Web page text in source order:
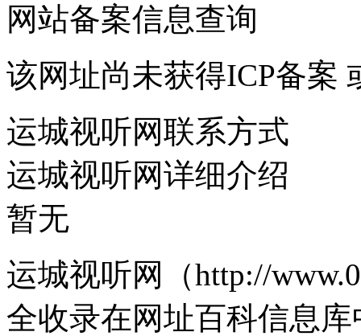
网站备案信息查询
该网址尚未获得ICP备案
运城视听网联系方式
运城视听网详细介绍
暂无
运城视听网（http://
全收录在网址百科信息